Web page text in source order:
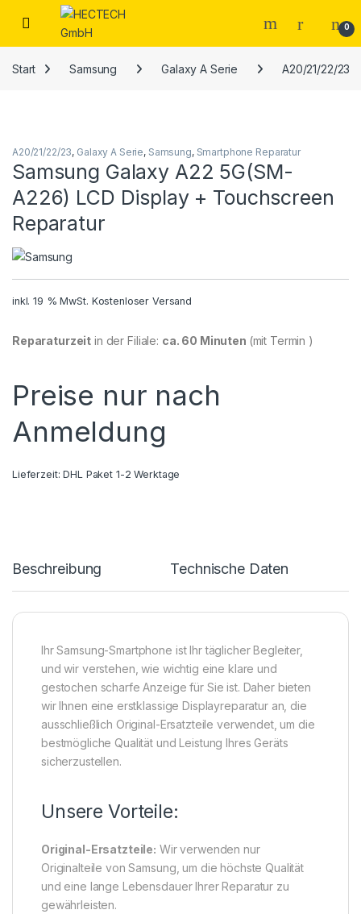
Open 0
Start Samsung Galaxy A Serie A20/21/22/23
A20/21/22/23, Galaxy A Serie, Samsung, Smartphone Reparatur
Samsung Galaxy A22 5G(SM-
A226) LCD Display + Touchscreen
Reparatur
inkl. 19 % MwSt. Kostenloser Versand
Reparaturzeit in der Filiale: ca. 60 Minuten (mit Termin )
Preise nur nach
Anmeldung
Lieferzeit:DHL Paket 1-2 Werktage
Beschreibung Technische Daten
Ihr Samsung-Smartphone ist Ihr täglicher Begleiter,
und wir verstehen, wie wichtig eine klare und
gestochen scharfe Anzeige für Sie ist. Daher bieten
wir Ihnen eine erstklassige Displayreparatur an, die
ausschließlich Original-Ersatzteile verwendet, um die
bestmögliche Qualität und Leistung Ihres Geräts
sicherzustellen.
Unsere Vorteile:
Original-Ersatzteile: Wir verwenden nur
Originalteile von Samsung, um die höchste Qualität
und eine lange Lebensdauer Ihrer Reparatur zu
gewährleisten.